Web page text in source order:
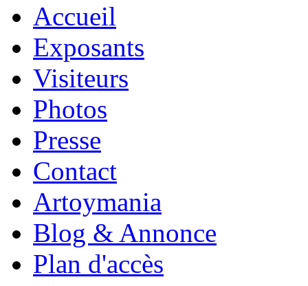
Accueil
Exposants
Visiteurs
Photos
Presse
Contact
Artoymania
Blog & Annonce
Plan d'accès